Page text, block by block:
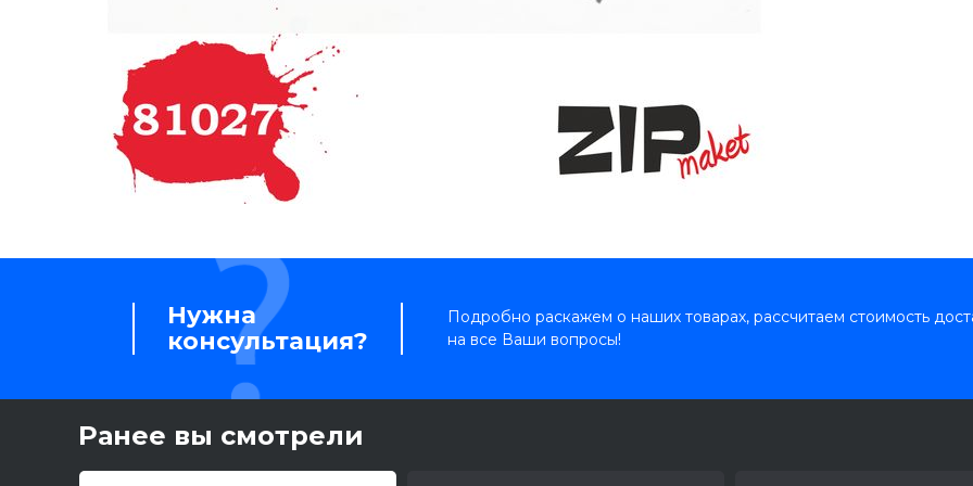
Нужна
консультация?
Подробно раскажем о наших товарах, рассчитаем стоимость
на все Ваши вопросы!
Ранее вы смотрели